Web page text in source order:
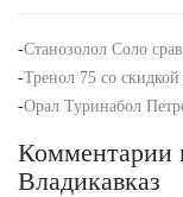
-Станозолол Соло
-Тренол 75 со
-Орал Туринабол
Комментарии
Владикавказ